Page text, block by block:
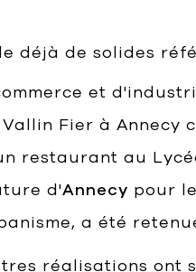
déjà de solides
et
Fier à Annecy
restaurant au
d'Annecy pour
a été
réalisations ont